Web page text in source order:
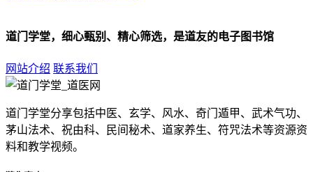
道门学堂，细心甄别、精心筛选，是道友的电子图书馆
网站介绍 联系我们
道门学堂分享包括中医、玄学、风水、奇门遁甲、武术气功、
茅山法术、祝由科、民间秘术、道家养生、符咒法术等资源资
料和教学视频。